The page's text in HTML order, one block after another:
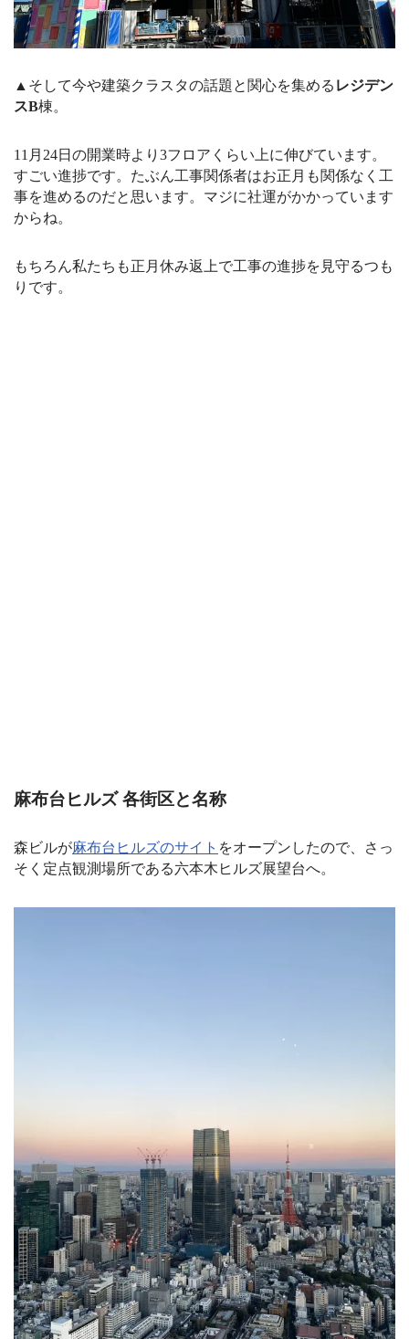
▲ そして今や建築クラスタの話題と関心を集める レジデン
スB棟。
11月24日の開業時より3フロアくらい上に伸びています。
すごい進捗です。たぶん工事関係者はお正月も関係なく工
事を進めるのだと思います。マジに社運がかかっています
からね。
もちろん私たちも正月休み返上で工事の進捗を見守るつも
りです。
麻布台ヒルズ 各街区と名称
森ビルが麻布台ヒルズのサイト をオープンしたので、さっ
そく定点観測場所である六本木ヒルズ展望台へ。